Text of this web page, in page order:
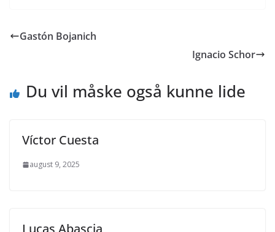
Gastón Bojanich
Ignacio Schor
Du vil måske også kunne lide
Víctor Cuesta
august 9, 2025
Lucas Abascia